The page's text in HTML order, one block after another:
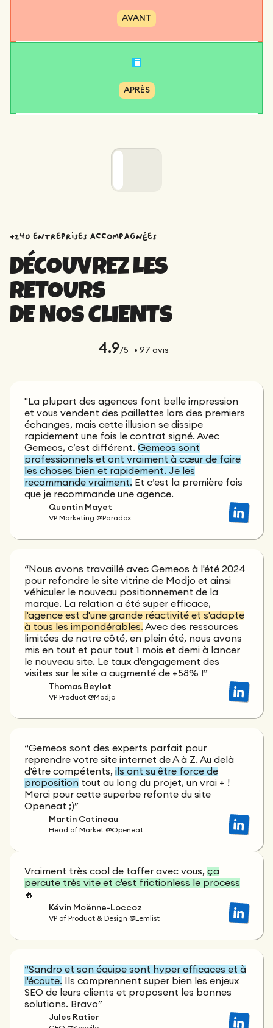
AVANT
APRÈS
+240 entreprises accompagnées
DÉCOUVREZ LES
RETOURS
DE NOS CLIENTS
4.9/5 • 97 avis
"La plupart des agences font belle impression
et vous vendent des paillettes lors des premiers
échanges, mais cette illusion se dissipe
rapidement une fois le contrat signé. Avec
Gemeos, c’est différent. Gemeos sont
professionnels et ont vraiment à cœur de faire
les choses bien et rapidement. Je les
recommande vraiment. Et c’est la première fois
que je recommande une agence.
Quentin Mayet
VP Marketing @Paradox
“Nous avons travaillé avec Gemeos à l'été 2024
pour refondre le site vitrine de Modjo et ainsi
véhiculer le nouveau positionnement de la
marque. La relation a été super efficace,
l'agence est d'une grande réactivité et s'adapte
à tous les impondérables. Avec des ressources
limitées de notre côté, en plein été, nous avons
mis en tout et pour tout 1 mois et demi à lancer
le nouveau site. Le taux d'engagement des
visites sur le site a augmenté de +58% !”
Thomas Beylot
VP Product @Modjo
“Gemeos sont des experts parfait pour
reprendre votre site internet de A à Z. Au delà
d'être compétents, ils ont su être force de
proposition tout au long du projet, un vrai + !
Merci pour cette superbe refonte du site
Openeat ;)”
Martin Catineau
Head of Market @Openeat
Vraiment très cool de taffer avec vous, ça
percute très vite et c'est frictionless le process
🔥
Kévin Moënne-Loccoz
VP of Product & Design @Lemlist
“Sandro et son équipe sont hyper efficaces et à
l'écoute. Ils comprennent super bien les enjeux
SEO de leurs clients et proposent les bonnes
solutions. Bravo”
Jules Ratier